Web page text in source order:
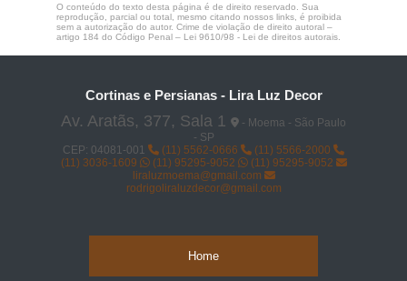
O conteúdo do texto desta página é de direito reservado. Sua
reprodução, parcial ou total, mesmo citando nossos links, é proibida
sem a autorização do autor. Crime de violação de direito autoral –
artigo 184 do Código Penal – Lei 9610/98 - Lei de direitos autorais.
Cortinas e Persianas - Lira Luz Decor
Av. Aratãs, 377, Sala 1
- Moema - São Paulo
- SP
CEP: 04081-001
(11) 5562-0666
(11) 5566-2000
(11) 3036-1609
(11) 95295-9052
(11) 95295-9052
liraluzmoema@gmail.com
rodrigoliraluzdecor@gmail.com
Home